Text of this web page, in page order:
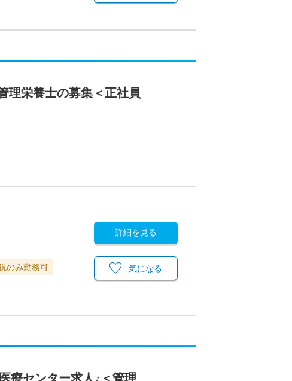
理栄養士の募集＜正社員
のみ勤務可
詳細を見る
気になる
療センター求人♪＜管理